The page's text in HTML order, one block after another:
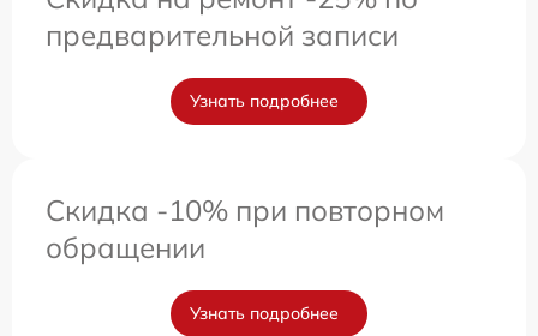
предварительной записи
Узнать подробнее
Скидка -10% при повторном
обращении
Узнать подробнее